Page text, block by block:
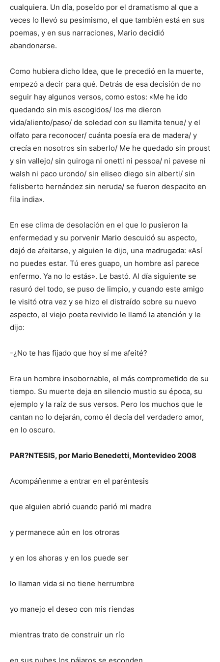
cualquiera. Un día, poseído por el dramatismo al que a
veces lo llevó su pesimismo, el que también está en sus
poemas, y en sus narraciones, Mario decidió
abandonarse.
Como hubiera dicho Idea, que le precedió en la muerte,
empezó a decir para qué. Detrás de esa decisión de no
seguir hay algunos versos, como estos: «Me he ido
quedando sin mis escogidos/ los me dieron
vida/aliento/paso/ de soledad con su llamita tenue/ y el
olfato para reconocer/ cuánta poesía era de madera/ y
crecía en nosotros sin saberlo/ Me he quedado sin proust
y sin vallejo/ sin quiroga ni onetti ni pessoa/ ni pavese ni
walsh ni paco urondo/ sin eliseo diego sin alberti/ sin
felisberto hernández sin neruda/ se fueron despacito en
fila india».
En ese clima de desolación en el que lo pusieron la
enfermedad y su porvenir Mario descuidó su aspecto,
dejó de afeitarse, y alguien le dijo, una madrugada: «Así
no puedes estar. Tú eres guapo, un hombre así parece
enfermo. Ya no lo estás». Le bastó. Al día siguiente se
rasuró del todo, se puso de limpio, y cuando este amigo
le visitó otra vez y se hizo el distraído sobre su nuevo
aspecto, el viejo poeta revivido le llamó la atención y le
dijo:
-¿No te has fijado que hoy sí me afeité?
Era un hombre insobornable, el más comprometido de su
tiempo. Su muerte deja en silencio mustio su época, su
ejemplo y la raíz de sus versos. Pero los muchos que le
cantan no lo dejarán, como él decía del verdadero amor,
en lo oscuro.
PAR?NTESIS, por Mario Benedetti, Montevideo 2008
Acompáñenme a entrar en el paréntesis
que alguien abrió cuando parió mi madre
y permanece aún en los otroras
y en los ahoras y en los puede ser
lo llaman vida si no tiene herrumbre
yo manejo el deseo con mis riendas
mientras trato de construir un río